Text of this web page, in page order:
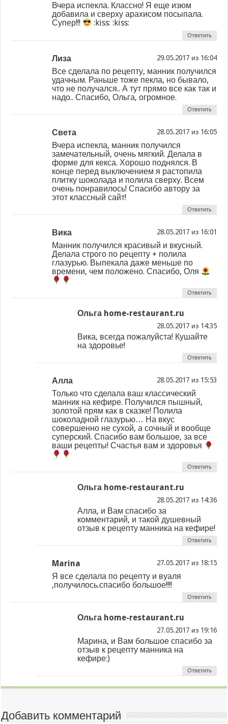
Вчера испекла. Классно! Я еще изюм
добавила и сверху арахисом посыпала.
Супер!!!
:kiss: :kiss:
Ответить
Лиза из
Все сделала по рецепту, манник получился
удачным. Раньше тоже пекла, но бывало,
что не получался.. А тут прямо все как так и
надо.. Спасибо, Ольга, огромное.
Ответить
Света из
Вчера испекла, манник получился
замечательный, очень мягкий. Делала в
форме для кекса. Хорошо поднялся. В
конце перед выключением я растопила
плитку шоколада и полила сверху. Всем
очень понравилось! Спасибо автору за
этот классный сайт!
Ответить
Вика из
Манник получился красивый и вкусный.
Делала строго по рецепту + полила
глазурью. Выпекала даже меньше по
времени, чем положено. Спасибо, Оля
Ответить
Ольга home-restaurant.ru
из
Вика, всегда пожалуйста! Кушайте
на здоровье!
Ответить
Алла из
Только что сделала ваш классический
манник на кефире. Получился пышный,
золотой прям как в сказке! Полила
шоколадной глазурью… На вкус
совершенно не сухой, а сочный и вообще
суперский. Спасибо вам большое, за все
ваши рецепты! Счастья вам и здоровья
Ответить
Ольга home-restaurant.ru
из
Алла, и Вам спасибо за
комментарий, и такой душевный
отзыв к рецепту манника на кефире!
Ответить
Marina из
Я все сделала по рецепту и вуаля
,получилось.спасибо большое!!!!
Ответить
Ольга home-restaurant.ru
из
Марина, и Вам большое спасибо за
отзыв к рецепту манника на
кефире:)
Ответить
Добавить комментарий